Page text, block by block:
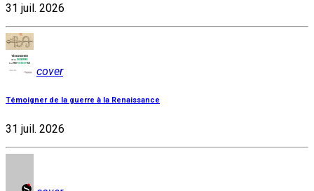
31 juil. 2026
cover
Témoigner de la guerre à la Renaissance
31 juil. 2026